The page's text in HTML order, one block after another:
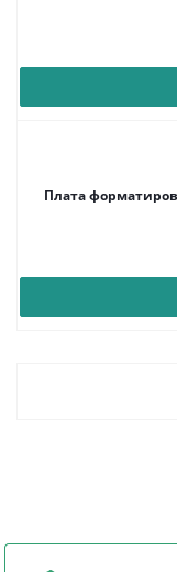
Плата